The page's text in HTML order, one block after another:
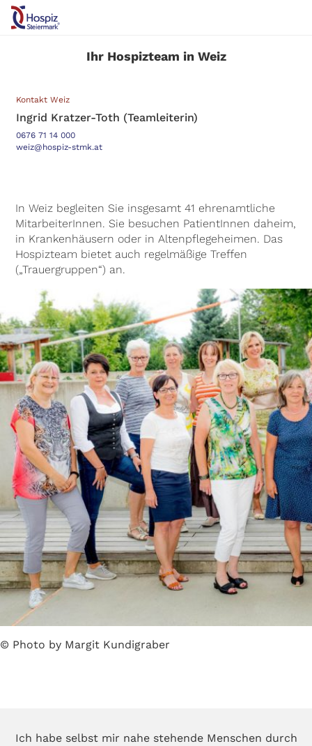
Ihr Hospizteam in Weiz
Kontakt Weiz
Ingrid Kratzer-Toth (Teamleiterin)
0676 71 14 000
weiz@hospiz-stmk.at
In Weiz begleiten Sie insgesamt 41 ehrenamtliche
MitarbeiterInnen. Sie besuchen PatientInnen daheim,
in Krankenhäusern oder in Altenpflegeheimen. Das
Hospizteam bietet auch regelmäßige Treffen
(„Trauergruppen“) an.
© Photo by Margit Kundigraber
Ich habe selbst mir nahe stehende Menschen durch